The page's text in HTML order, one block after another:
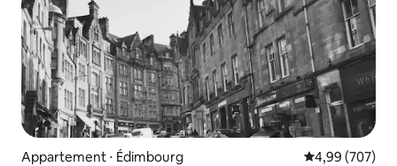
Appartement ⋅ Édimbourg Évaluation
4,99 (707)